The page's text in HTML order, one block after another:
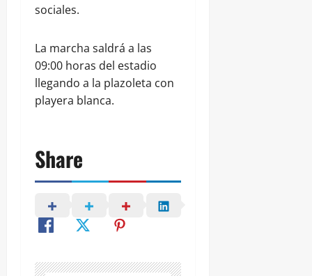
sociales.
La marcha saldrá a las
09:00 horas del estadio
llegando a la plazoleta con
playera blanca.
Share